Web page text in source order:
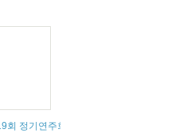
회 정기연주회 - Christmas is LOVE